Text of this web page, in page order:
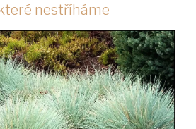
nestříháme